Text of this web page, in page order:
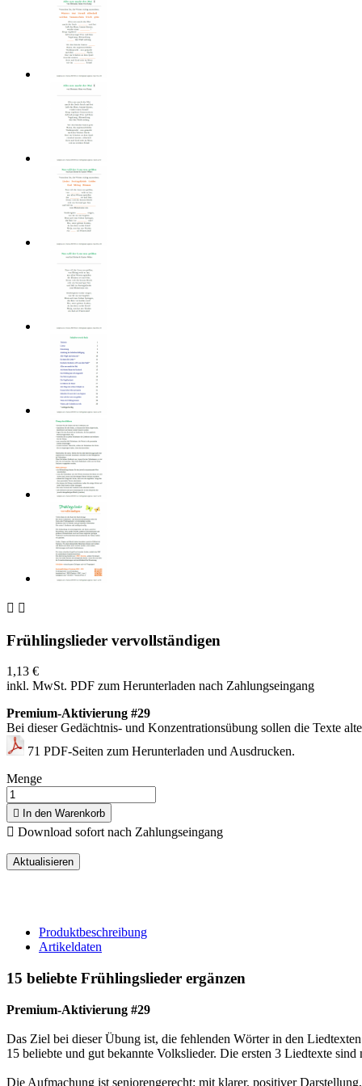
 
Frühlingslieder vervollständigen
1,13 €
inkl. MwSt. PDF zum Herunterladen nach Zahlungseingang
Premium-Aktivierung #29
Bei dieser Gedächtnis- und Konzentrationsübung sollen die Texte
71 PDF-Seiten zum Herunterladen und Ausdrucken.
Menge
 In den Warenkorb
 Download sofort nach Zahlungseingang
Produktbeschreibung
Artikeldaten
15 beliebte Frühlingslieder ergänzen
Premium-Aktivierung #29
Das Ziel bei dieser Übung ist, die fehlenden Wörter in den
15 beliebte und gut bekannte Volkslieder. Die ersten 3 Liedtexte
Die Aufmachung ist seniorengerecht: mit klarer, positiver